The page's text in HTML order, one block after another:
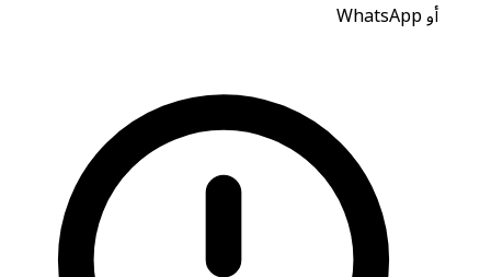
أو WhatsApp